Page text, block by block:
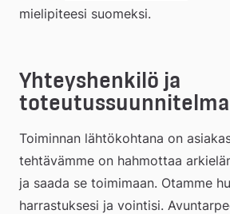
mielipiteesi suomeksi.
Yhteyshenkilö ja
toteutussuunnitelma
Toiminnan lähtökohtana on
tehtävämme on hahmottaa
ja saada se toimimaan. Otamme
harrastuksesi ja vointisi.